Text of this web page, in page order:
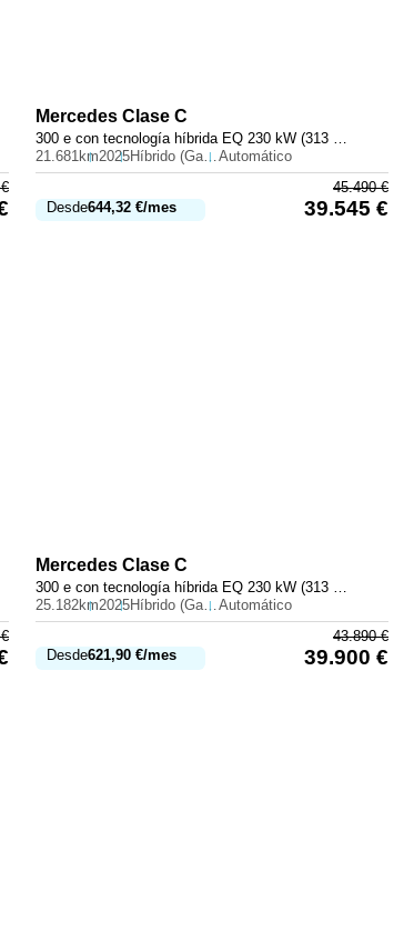
€
Mercedes Clase C
300 e con tecnología híbrida EQ 230 kW (313 CV)
21.681km2025 Híbrido (Gasolina)Automático
Desde644,32 €/mes
45.490€
39.545 €
€
Mercedes Clase C
25.182km2025 Híbrido (Gasolina) Automático
Desde621,90 €/mes
43.890€
39.900 €